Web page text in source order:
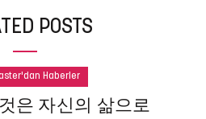
POSTS
Haberler
은 자신의 삶으로